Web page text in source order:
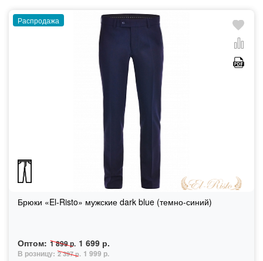
Распродажа
Брюки «El-Risto» мужские dark blue (темно-синий)
Оптом: 1 899 р. 1 699 р.
В розницу: 2 397 р. 1 999 р.